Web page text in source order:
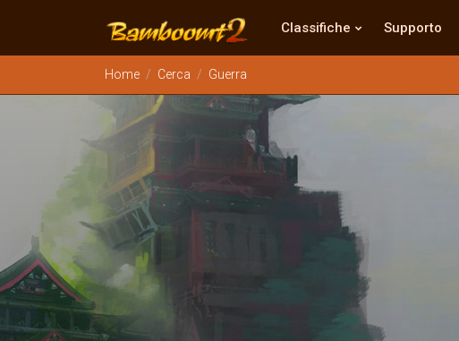
Classifiche Supporto
Home Cerca Guerra